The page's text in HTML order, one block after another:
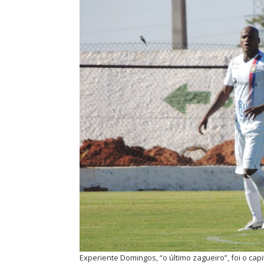
Experiente Domingos, “o último zagueiro”, foi o